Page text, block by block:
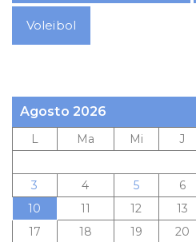
Voleibol
Agosto 2026
L Ma Mi J
3
4 5 6
10
11 12 13
17
18 19 20